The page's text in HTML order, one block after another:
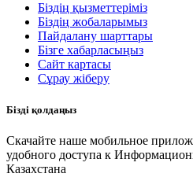
Біздің қызметтеріміз
Біздің жобаларымыз
Пайдалану шарттары
Бізге хабарласыңыз
Сайт картасы
Сұрау жіберу
Бізді қолдаңыз
Скачайте наше мобильное
удобного доступа к
Казахстана